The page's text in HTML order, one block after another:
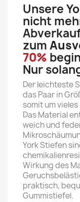
Unsere
nicht
zum
70%
Nur
Der leichteste
das Paar in
somit um
Das Material
weich und
York Stiefen
Wirkung des
praktisch,
Gummistiefel.